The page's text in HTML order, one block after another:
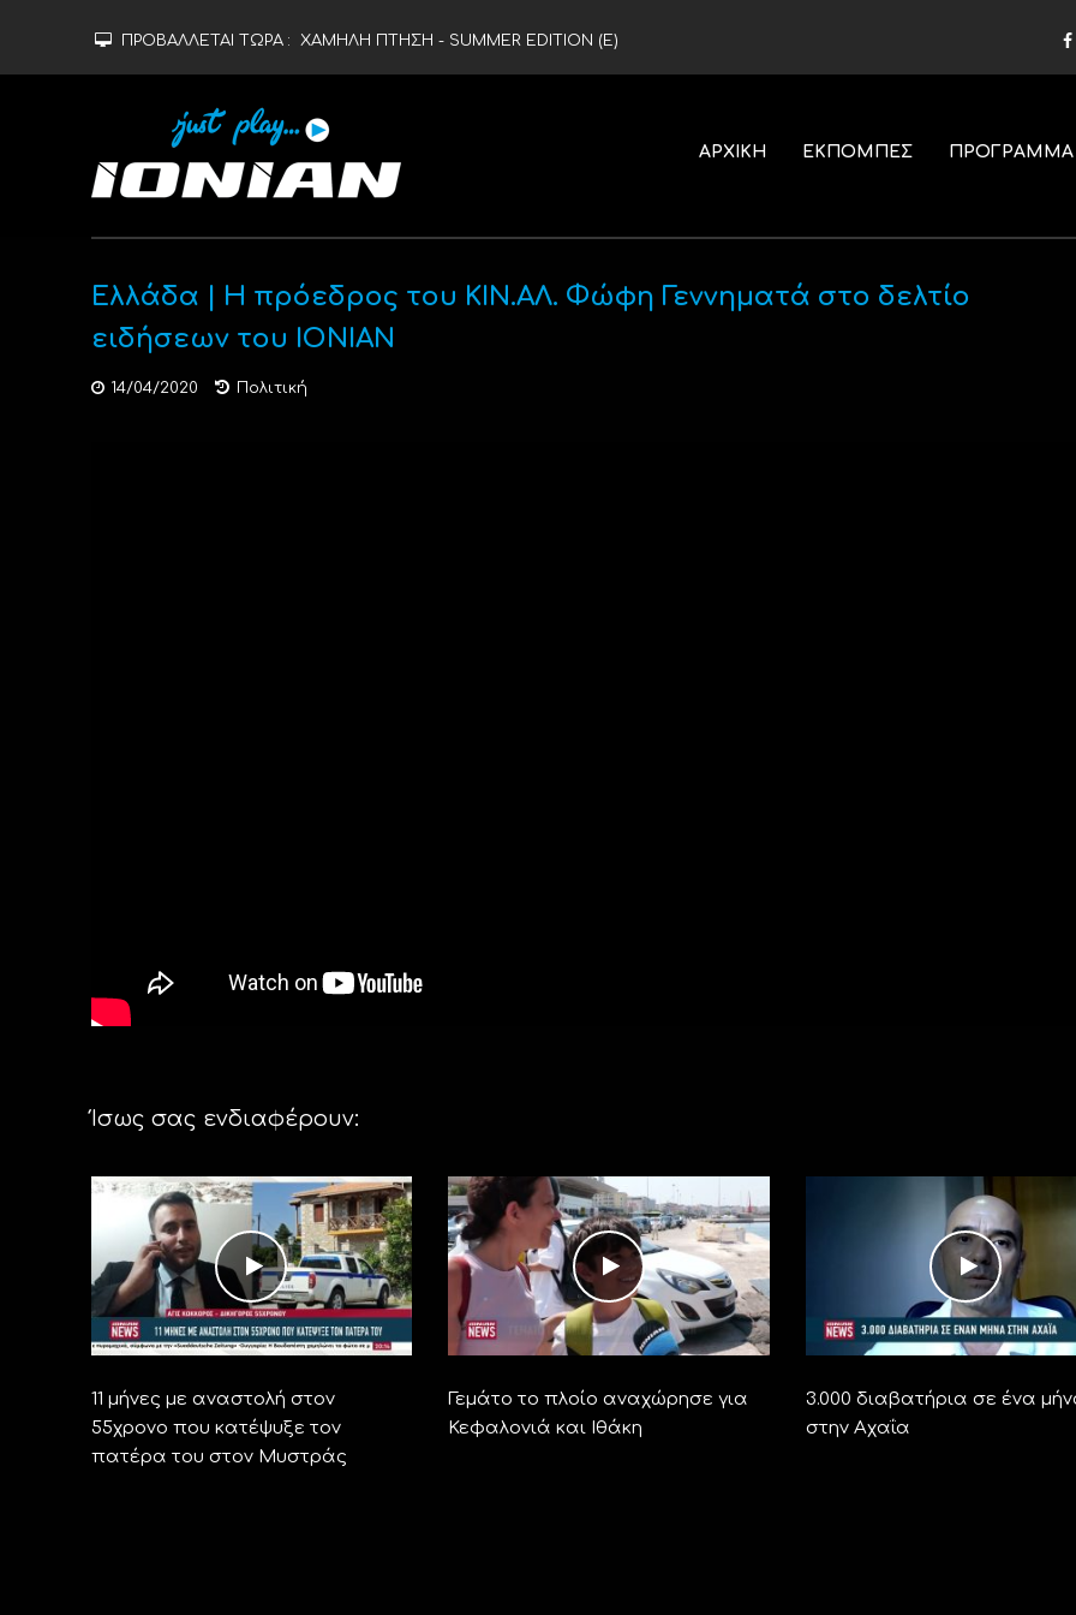
ΠΡΟΒΑΛΛΕΤΑΙ ΤΩΡΑ : ΧΑΜΗΛΗ ΠΤΗΣΗ - SUMMER EDITION (Ε)
ΑΡΧΙΚΗ ΕΚΠΟΜΠΕΣ ΠΡΟΓΡΑΜΜΑ
Ελλάδα | Η πρόεδρος του ΚΙΝ.ΑΛ. Φώφη Γεννηματά στο δελτίο
ειδήσεων του ΙΟΝΙΑΝ
14/04/2020 Πολιτική
Ίσως σας ενδιαφέρουν:
11 μήνες με αναστολή στον
55χρονο που κατέψυξε τον
πατέρα του στον Μυστράς
Γεμάτο το πλοίο αναχώρησε για
Κεφαλονιά και Ιθάκη
3.000 διαβατήρια σε ένα
στην Αχαΐα